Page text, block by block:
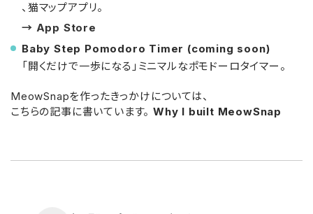
、猫マップアプリ。
→ App Store
Baby Step Pomodoro Timer (coming soon)
「開くだけで一歩になる」ミニマルなポモドーロタイマー。
MeowSnapを作ったきっかけについては、
こちらの記事に書いています。Why I built MeowSnap